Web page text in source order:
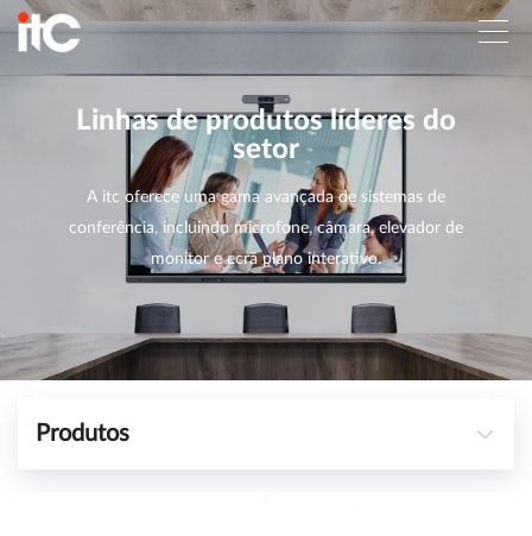
Linhas de produtos líderes do
setor
A itc oferece uma gama avançada de sistemas de
conferência, incluindo microfone, câmara, elevador de
monitor e ecrã plano interativo.
Produtos